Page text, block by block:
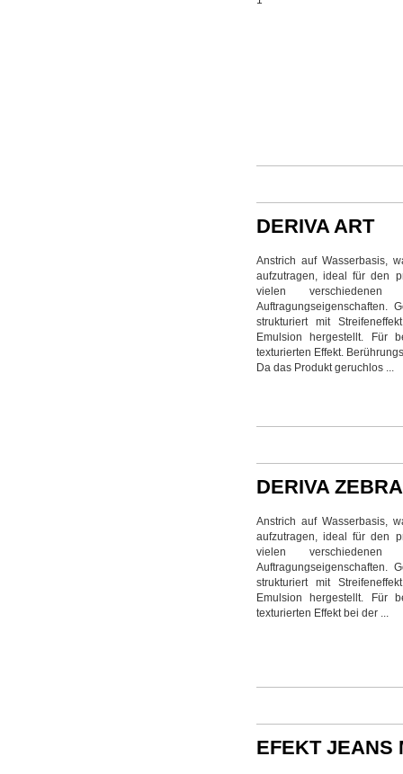
DERIVA ART
Anstrich auf Wasserbasis,
aufzutragen, ideal für den
vielen
Auftragungseigenschaften.
strukturiert mit
Emulsion hergestellt. Für
texturierten Effekt.
Da das Produkt geruchlos ...
DERIVA ZEBRA
Anstrich auf Wasserbasis,
aufzutragen, ideal für den
vielen
Auftragungseigenschaften.
strukturiert mit
Emulsion hergestellt. Für
texturierten Effekt bei der ...
EFEKT JEANS